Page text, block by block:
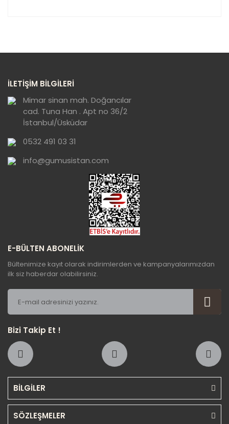
görüntülenemiyor.
Ürün açıklamasında eksik bilgiler bulunuyor.
Ürün bilgilerinde hatalar bulunuyor.
Ürün fiyatı diğer sitelerden daha pahalı.
Bu ürüne benzer farklı alternatifler olmalı.
Gönder
İLETİŞİM BİLGİLERİ
Mimar sinan mah. Doğancılar
cad. Tuna Han . Apt no 36/2
İstanbul/Üsküdar
0532 491 03 31
info@gumusistan.com
BİLGİLER
SÖZLEŞMELER
E-BÜLTEN ABONELİK
Bültenimize kayıt olarak indirimlerden ve kampanyalarımızdan
ilk siz haberdar olabilirsiniz.
Bizi Takip Et !